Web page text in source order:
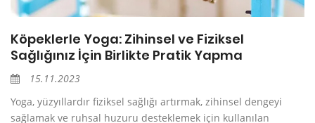
Köpeklerle Yoga: Zihinsel ve Fiziksel
Sağlığınız İçin Birlikte Pratik Yapma
15.11.2023
Yoga, yüzyıllardır fiziksel sağlığı artırmak, zihinsel dengeyi
sağlamak ve ruhsal huzuru desteklemek için kullanılan